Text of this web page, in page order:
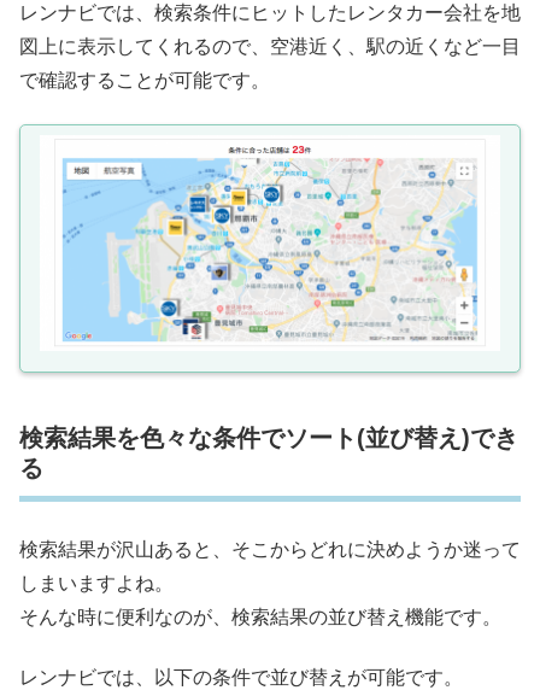
レンナビでは、検索条件にヒットしたレンタカー会社を地
図上に表示してくれるので、空港近く、駅の近くなど一目
で確認することが可能です。
検索結果を色々な条件でソート(並び替え)でき
る
検索結果が沢山あると、そこからどれに決めようか迷って
しまいますよね。
そんな時に便利なのが、検索結果の並び替え機能です。
レンナビでは、以下の条件で並び替えが可能です。